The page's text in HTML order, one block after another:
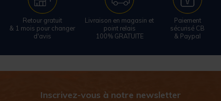
Retour gratuit
& 1 mois pour changer
d'avis
Livraison en magasin et
point relais
100% GRATUITE
Paiement
sécurisé CB
& Paypal
Inscrivez-vous à notre newsletter